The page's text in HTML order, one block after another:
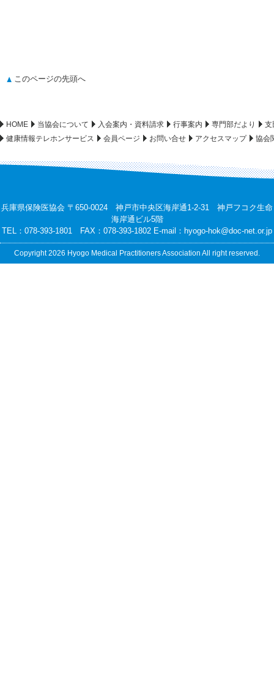
このページの先頭へ
HOME 当協会について 入会案内・資料請求 行事案内 専門部だより
支
健康情報テレホンサービス
会員ページ お問い合せ アクセスマップ 協会
兵庫県保険医協会 〒650-0024 神戸市中央区海岸通1-2-31 神戸フコク生命
海岸通ビル5階
TEL：078-393-1801 FAX：078-393-1802 E-mail： hyogo-hok@doc-net.or.jp
Copyright 2026 Hyogo Medical Practitioners Association All right reserved.